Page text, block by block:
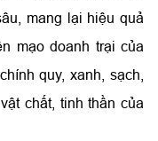
mang lại hiệu quả
mạo doanh trại của
quy, xanh, sạch,
chất, tinh thần của